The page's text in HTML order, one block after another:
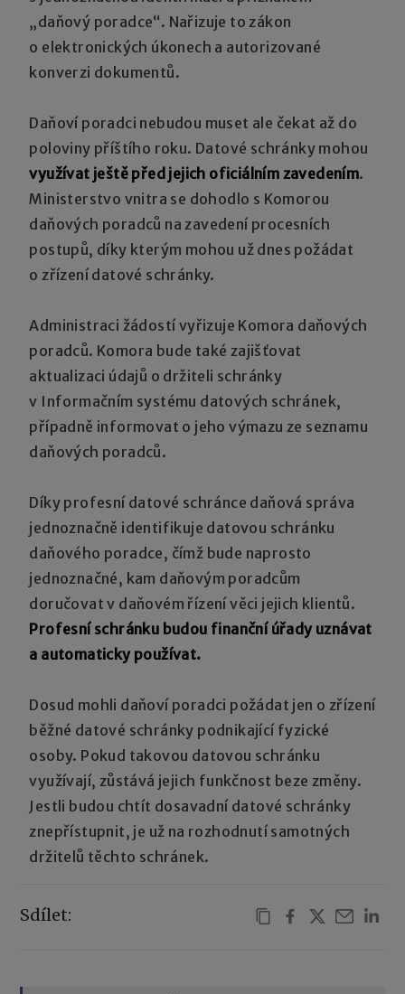
„daňový poradce“. Nařizuje to zákon
o elektronických úkonech a autorizované
konverzi dokumentů.
Daňoví poradci nebudou muset ale čekat až do
poloviny příštího roku. Datové schránky mohou
využívat ještě před jejich oficiálním zavedením.
Ministerstvo vnitra se dohodlo s Komorou
daňových poradců na zavedení procesních
postupů, díky kterým mohou už dnes požádat
o zřízení datové schránky.
Administraci žádostí vyřizuje Komora daňových
poradců. Komora bude také zajišťovat
aktualizaci údajů o držiteli schránky
v Informačním systému datových schránek,
případně informovat o jeho výmazu ze seznamu
daňových poradců.
Díky profesní datové schránce daňová správa
jednoznačně identifikuje datovou schránku
daňového poradce, čímž bude naprosto
jednoznačné, kam daňovým poradcům
doručovat v daňovém řízení věci jejich klientů.
Profesní schránku budou finanční úřady uznávat
a automaticky používat.
Dosud mohli daňoví poradci požádat jen o zřízení
běžné datové schránky podnikající fyzické
osoby. Pokud takovou datovou schránku
využívají, zůstává jejich funkčnost beze změny.
Jestli budou chtít dosavadní datové schránky
znepřístupnit, je už na rozhodnutí samotných
držitelů těchto schránek.
Sdílet: